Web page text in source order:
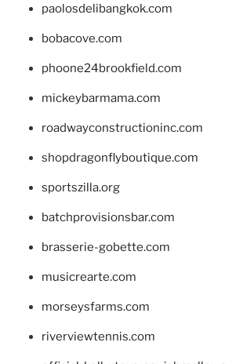
paolosdelibangkok.com
bobacove.com
phoone24brookfield.com
mickeybarmama.com
roadwayconstructioninc.com
shopdragonflyboutique.com
sportszilla.org
batchprovisionsbar.com
brasserie-gobette.com
musicrearte.com
morseysfarms.com
riverviewtennis.com